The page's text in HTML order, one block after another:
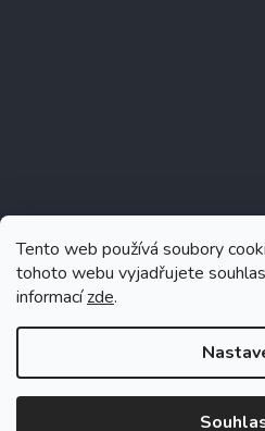
Tento web používá soubory
tohoto webu vyjadřujete
informacízde.
Sledovat na Instagramu